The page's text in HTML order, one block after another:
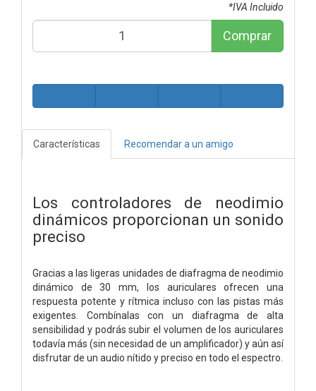
*IVA Incluido
Comprar
Características Recomendar a un amigo
Los controladores de neodimio
dinámicos proporcionan un sonido
preciso
Gracias a las ligeras unidades de diafragma de neodimio
dinámico de 30 mm, los auriculares ofrecen una
respuesta potente y rítmica incluso con las pistas más
exigentes. Combínalas con un diafragma de alta
sensibilidad y podrás subir el volumen de los auriculares
todavía más (sin necesidad de un amplificador) y aún así
disfrutar de un audio nítido y preciso en todo el espectro.